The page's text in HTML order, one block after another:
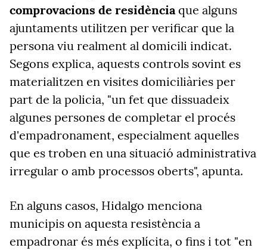
comprovacions de residènciaque alguns
ajuntaments utilitzen per verificar que la
persona viu realment al domicili indicat.
Segons explica, aquests controls sovint es
materialitzen en visites domiciliàries per
part de la policia, "un fet que dissuadeix
algunes persones de completar el procés
d'empadronament, especialment aquelles
que es troben en una situació administrativa
irregular o amb processos oberts", apunta.
En alguns casos, Hidalgo menciona
municipis on aquesta resistència a
empadronar és més explícita, o fins i tot "en